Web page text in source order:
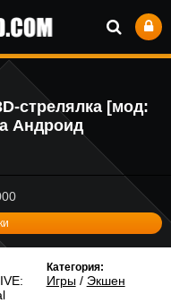
стрелялка [мод:
Андроид
Категория:
Игры/ Экшен